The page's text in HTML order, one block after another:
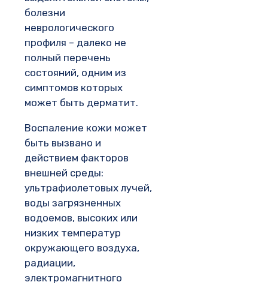
болезни
неврологического
профиля – далеко не
полный перечень
состояний, одним из
симптомов которых
может быть дерматит.
Воспаление кожи может
быть вызвано и
действием факторов
внешней среды:
ультрафиолетовых лучей,
воды загрязненных
водоемов, высоких или
низких температур
окружающего воздуха,
радиации,
электромагнитного